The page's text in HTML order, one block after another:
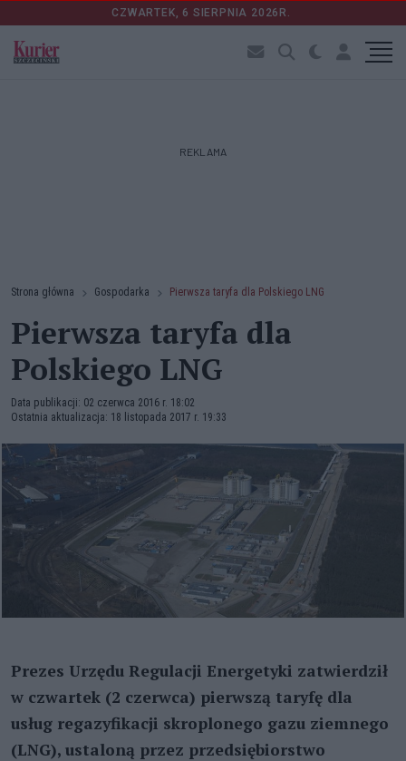
CZWARTEK, 6 SIERPNIA 2026R.
REKLAMA
Strona główna Gospodarka Pierwsza taryfa dla Polskiego LNG
Pierwsza taryfa dla
Polskiego LNG
Data publikacji: 02 czerwca 2016 r. 18:02
Ostatnia aktualizacja: 18 listopada 2017 r. 19:33
Prezes Urzędu Regulacji Energetyki zatwierdził
w czwartek (2 czerwca) pierwszą taryfę dla
usług regazyfikacji skroplonego gazu ziemnego
(LNG), ustaloną przez przedsiębiorstwo